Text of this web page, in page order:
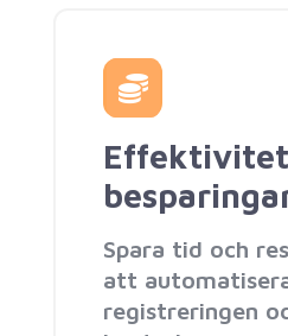
Spara tid och
att
registreringen